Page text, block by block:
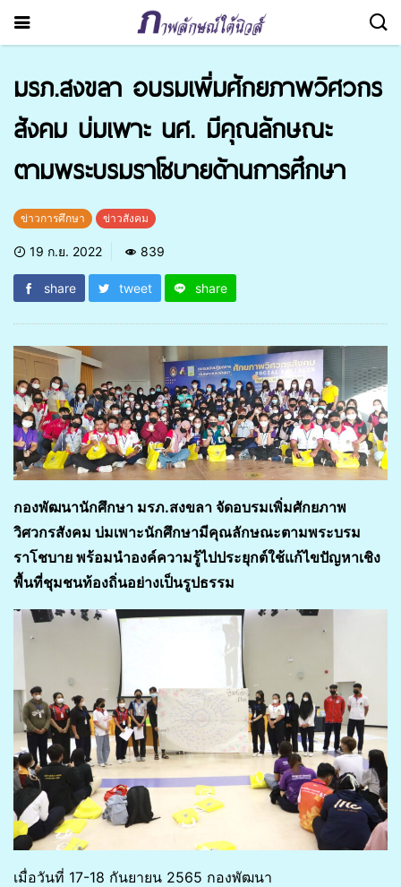
มรภ.สงขลา อบรมเพิ่มศักยภาพวิศวกร
สังคม บ่มเพาะ นศ. มีคุณลักษณะ
ตามพระบรมราโชบายด้านการศึกษา
ข่าวการศึกษา ข่าวสังคม
19 ก.ย. 2022 839
share tweet share
กองพัฒนานักศึกษา มรภ.สงขลา จัดอบรมเพิ่มศักยภาพ
วิศวกรสังคม บ่มเพาะนักศึกษามีคุณลักษณะตามพระบรม
ราโชบาย พร้อมนำองค์ความรู้ไปประยุกต์ใช้แก้ไขปัญหาเชิง
พื้นที่ชุมชนท้องถิ่นอย่างเป็นรูปธรรม
เมื่อวันที่ 17-18 กันยายน 2565 กองพัฒนา